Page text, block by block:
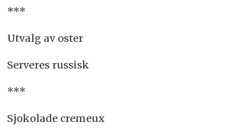
***
Utvalg av oster
Serveres russisk
***
Sjokolade cremeux